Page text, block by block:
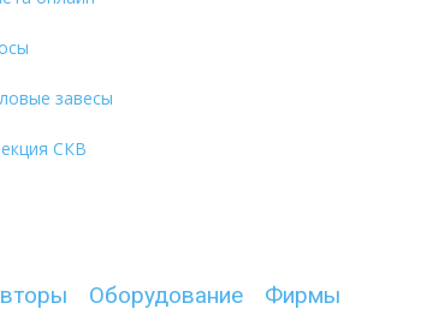
завесы
СКВ
Оборудование Фирмы